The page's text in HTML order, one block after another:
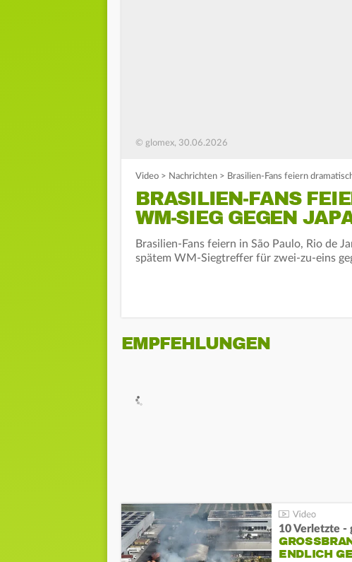
© glomex, 30.06.2026
Video > Nachrichten > Brasilien-Fans feiern
BRASILIEN-FANS
WM-SIEG GEGEN
Brasilien-Fans feiern in São Paulo, Rio de
spätem WM-Siegtreffer für zwei-zu-eins
EMPFEHLUNGEN
10 Verletzte -
NDLICH